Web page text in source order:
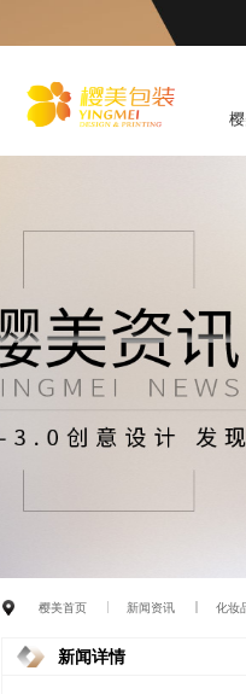
化
妆品包装盒工厂,高档包装
樱美首页 新闻资讯 化妆
新闻详情